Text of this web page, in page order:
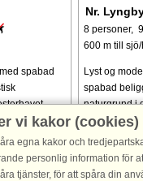
spabad
er
stil.
fra de
Nr.
8 personer,
600 m till
Lyst og
spabad
naturgrund i
fiskerleje Nr.
for Løkken.
gæstetoilet ...
vi kakor (cookies)
egna kakor och
personlig information för
tjänster, för att spåra din